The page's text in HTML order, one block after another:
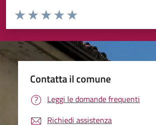
Valuta da 1 a 5 stelle la pagina
Valuta 5 stelle su 5
Valuta 4 stelle su 5
Valuta 3 stelle su 5
Valuta 2 stelle su 5
Valuta 1 stelle su 5
Contatta il comune
Leggi le domande frequenti
Richiedi assistenza